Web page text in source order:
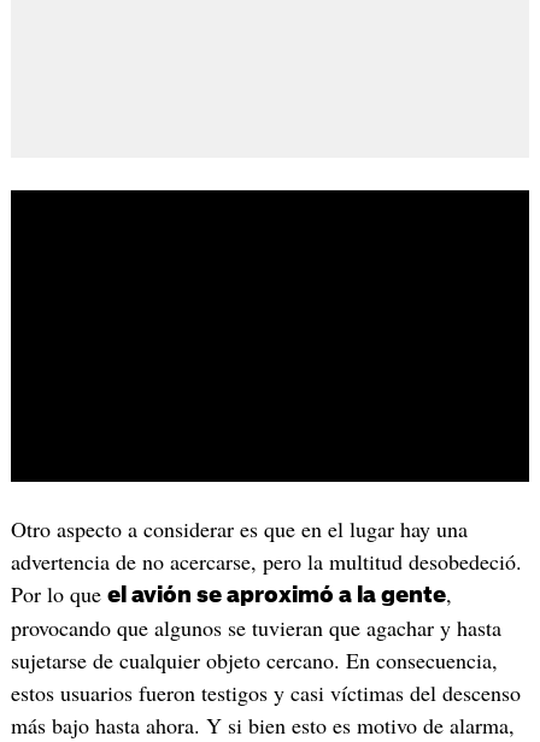
Otro aspecto a considerar es que en el lugar hay una
advertencia de no acercarse, pero la multitud desobedeció.
Por lo que el avión se aproximó a la gente,
provocando que algunos se tuvieran que agachar y hasta
sujetarse de cualquier objeto cercano. En consecuencia,
estos usuarios fueron testigos y casi víctimas del descenso
más bajo hasta ahora. Y si bien esto es motivo de alarma,